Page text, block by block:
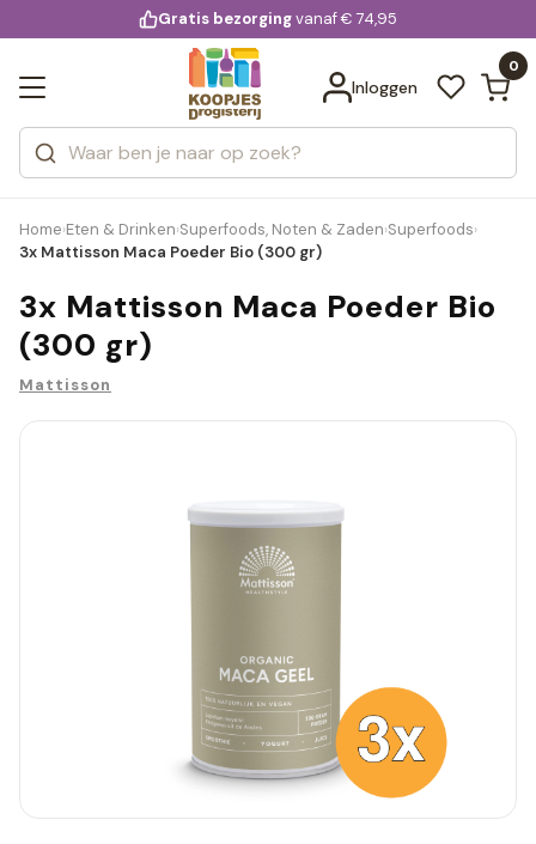
voor 20:00 uur besteld
Gratis bezorgingvanaf € 74,95
Inloggen
0
Zoeken
Categorieën
Merken
Bekijk alle resultaten
Home›Eten & Drinken›Superfoods, Noten & Zaden›Superfoods›
3x Mattisson Maca Poeder Bio (300 gr)
3x Mattisson Maca Poeder Bio
(300 gr)
Mattisson